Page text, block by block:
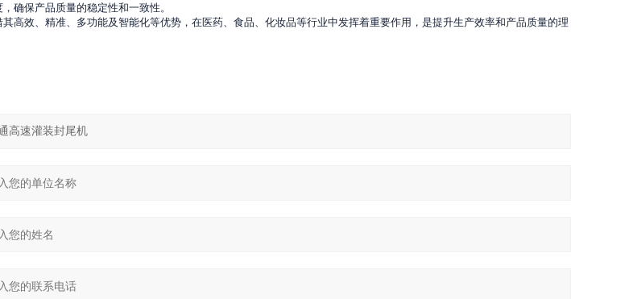
确保产品质量的稳定性和一致性。
高效、精准、多功能及智能化等优势，在医药、食品、化妆品等行业中发挥着重要作用，是提升生产效率和产品质量的理